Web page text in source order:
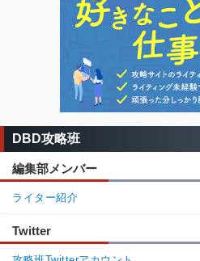
DBD攻略班
編集部メンバー
ライター紹介
Twitter